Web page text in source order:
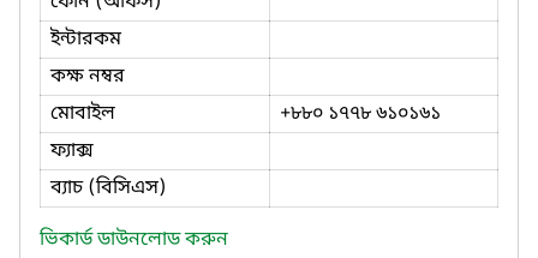
ইন্টারকম
কক্ষ নম্বর
মোবাইল
+৮৮০ ১৭৭৮ ৬১০১৬১
ফ্যাক্স
ব্যাচ (বিসিএস)
ভিকার্ড ডাউনলোড করুন